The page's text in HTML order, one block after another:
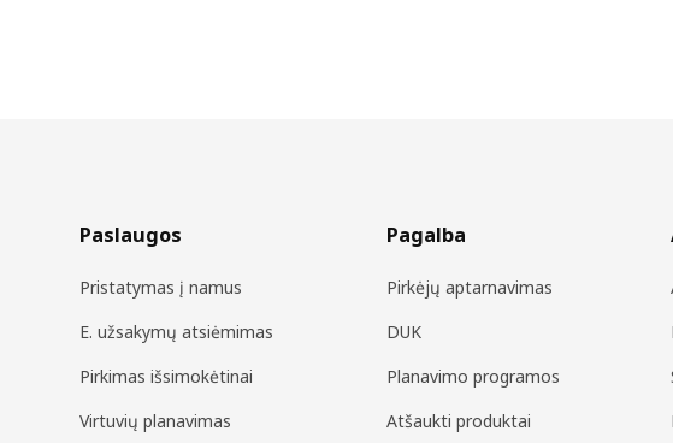
Paslaugos
Pristatymas į namus
E. užsakymų atsiėmimas
Pirkimas išsimokėtinai
Virtuvių planavimas
Pagalba
Pirkėjų aptarnavimas
DUK
Planavimo programos
Atšaukti produktai